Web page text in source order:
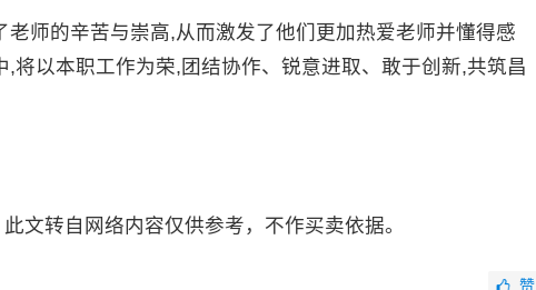
师的辛苦与崇高,从而激发了他们更加热爱老师并懂得感
将以本职工作为荣,团结协作、锐意进取、敢于创新,共筑昌
文转自网络内容仅供参考，不作买卖依据。
赞